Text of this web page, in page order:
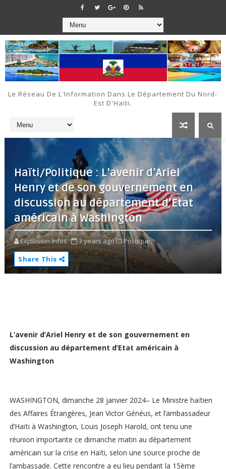
Le Réseau De L'Information Dans Le Département Du Nord-
Est D'Haiti.
Haïti/Politique : L’avenir d’Ariel
Henry et de son gouvernement en
discussion au département d’Etat
américain à Washington
Explosion Infos 3 years ago
Politique,
Share This
L’avenir d’Ariel Henry et de son gouvernement en
discussion au département d’Etat américain à
Washington
WASHINGTON, dimanche 28 janvier 2024– Le Ministre haïtien
des Affaires Étrangères, Jean Victor Généus, et l’ambassadeur
d’Haïti à Washington, Louis Joseph Harold, ont tenu une
réunion importante ce dimanche matin au département
américain sur la crise en Haïti, selon une source proche de
l’ambassade. Cette rencontre a eu lieu pendant la 15ème